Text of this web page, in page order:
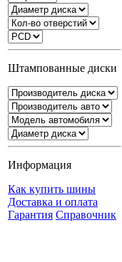
Штампованные диски
Информация
Как купить шины
Доставка и оплата
Гарантия Справочник